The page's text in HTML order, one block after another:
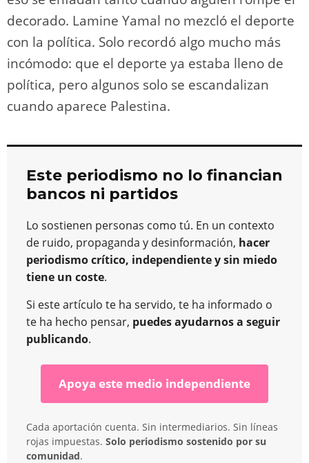
decorado. Lamine Yamal no mezcló el deporte
con la política. Solo recordó algo mucho más
incómodo: que el deporte ya estaba lleno de
política, pero algunos solo se escandalizan
cuando aparece Palestina.
Este periodismo no lo financian
bancos ni partidos
Lo sostienen personas como tú. En un contexto
de ruido, propaganda y desinformación, hacer
periodismo crítico, independiente y sin miedo
tiene un coste.
Si este artículo te ha servido, te ha informado o
te ha hecho pensar, puedes ayudarnos a seguir
publicando.
Apoya este medio independiente
Cada aportación cuenta. Sin intermediarios. Sin líneas
rojas impuestas. Solo periodismo sostenido por su
comunidad.